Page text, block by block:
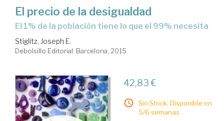
El precio de la desigualdad
el 1% de la población tiene lo que el 99% necesita
Stiglitz, Joseph E.
Debolsillo Editorial. Barcelona, 2015
42,83 €
Sin Stock. Disponible en
5/6 semanas.